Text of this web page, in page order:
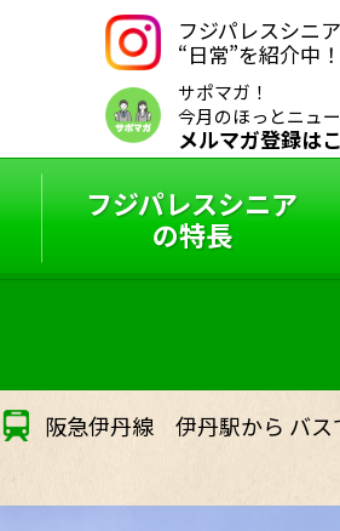
フジパレスシニ
“日常”を紹介中！
サポマガ！
今月のほっとニュ
メルマガ登録は
フジパレスシニア
の特長
サポーターズブロ
阪急伊丹線 伊丹駅から バ